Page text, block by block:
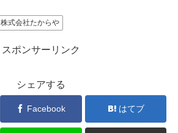
株式会社たからや
スポンサーリンク
シェアする
Facebook はてブ